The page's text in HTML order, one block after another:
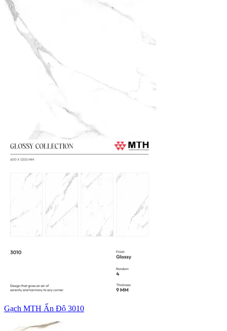
Gạch MTH Ấn Độ 3010